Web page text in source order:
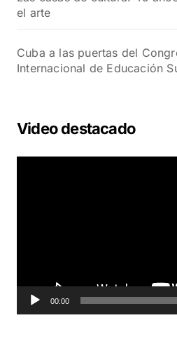
el arte
Cuba a las puertas del
Internacional de Educación
Video destacado
t
r
00:00